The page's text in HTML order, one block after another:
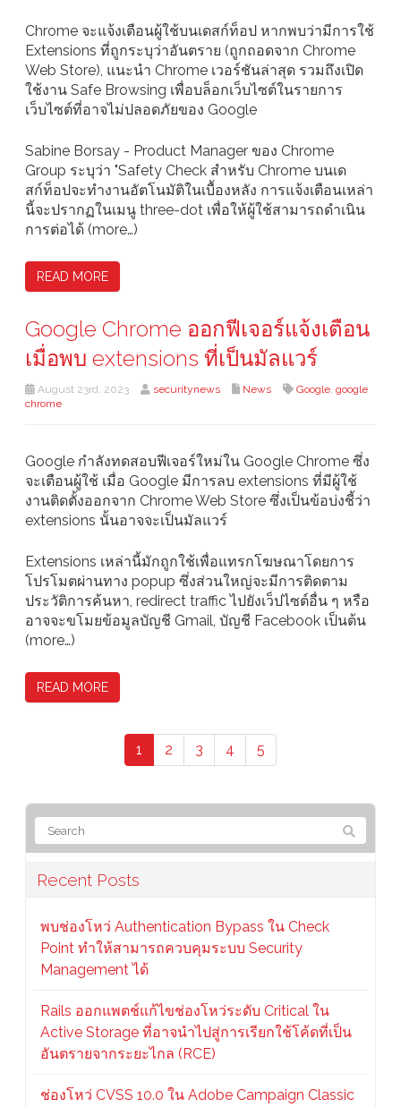
Chrome จะแจ้งเตือนผู้ใช้บนเดสก์ท็อป หากพบว่ามีการใช้
Extensions ที่ถูกระบุว่าอันตราย (ถูกถอดจาก Chrome
Web Store), แนะนำ Chrome เวอร์ชันล่าสุด รวมถึงเปิด
ใช้งาน Safe Browsing เพื่อบล็อกเว็บไซต์ในรายการ
เว็บไซต์ที่อาจไม่ปลอดภัยของ Google
Sabine Borsay - Product Manager ของ Chrome
Group ระบุว่า "Safety Check สำหรับ Chrome บนเด
สก์ท็อปจะทำงานอัตโนมัติในเบื้องหลัง การแจ้งเตือนเหล่า
นี้จะปรากฏในเมนู three-dot เพื่อให้ผู้ใช้สามารถดำเนิน
การต่อได้ (more…)
READ MORE
Google Chrome ออกฟีเจอร์แจ้งเตือน
เมื่อพบ extensions ที่เป็นมัลแวร์
August 23rd, 2023 securitynews News Google, google
chrome
Google กำลังทดสอบฟีเจอร์ใหม่ใน Google Chrome ซึ่ง
จะเตือนผู้ใช้ เมื่อ Google มีการลบ extensions ที่มีผู้ใช้
งานติดตั้งออกจาก Chrome Web Store ซึ่งเป็นข้อบ่งชี้ว่า
extensions นั้นอาจจะเป็นมัลแวร์
Extensions เหล่านี้มักถูกใช้เพื่อแทรกโฆษณาโดยการ
โปรโมตผ่านทาง popup ซึ่งส่วนใหญ่จะมีการติดตาม
ประวัติการค้นหา, redirect traffic ไปยังเว็ปไซต์อื่น ๆ หรือ
อาจจะขโมยข้อมูลบัญชี Gmail, บัญชี Facebook เป็นต้น
(more…)
READ MORE
1 2 3 4 5
Recent Posts
พบช่องโหว่ Authentication Bypass ใน Check
Point ทำให้สามารถควบคุมระบบ Security
Management ได้
Rails ออกแพตช์แก้ไขช่องโหว่ระดับ Critical ใน
Active Storage ที่อาจนำไปสู่การเรียกใช้โค้ดที่เป็น
อันตรายจากระยะไกล (RCE)
ช่องโหว่ CVSS 10.0 ใน Adobe Campaign Classic